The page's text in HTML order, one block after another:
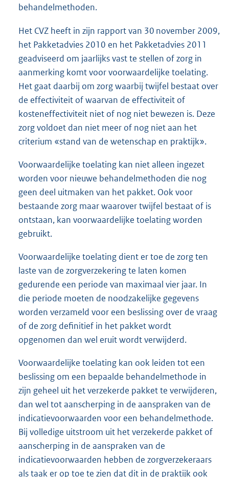
behandelmethoden.
Het CVZ heeft in zijn rapport van 30 november 2009,
het Pakketadvies 2010 en het Pakketadvies 2011
geadviseerd om jaarlijks vast te stellen of zorg in
aanmerking komt voor voorwaardelijke toelating.
Het gaat daarbij om zorg waarbij twijfel bestaat over
de effectiviteit of waarvan de effectiviteit of
kosteneffectiviteit niet of nog niet bewezen is. Deze
zorg voldoet dan niet meer of nog niet aan het
criterium «stand van de wetenschap en praktijk».
Voorwaardelijke toelating kan niet alleen ingezet
worden voor nieuwe behandelmethoden die nog
geen deel uitmaken van het pakket. Ook voor
bestaande zorg maar waarover twijfel bestaat of is
ontstaan, kan voorwaardelijke toelating worden
gebruikt.
Voorwaardelijke toelating dient er toe de zorg ten
laste van de zorgverzekering te laten komen
gedurende een periode van maximaal vier jaar. In
die periode moeten de noodzakelijke gegevens
worden verzameld voor een beslissing over de vraag
of de zorg definitief in het pakket wordt
opgenomen dan wel eruit wordt verwijderd.
Voorwaardelijke toelating kan ook leiden tot een
beslissing om een bepaalde behandelmethode in
zijn geheel uit het verzekerde pakket te verwijderen,
dan wel tot aanscherping in de aanspraken van de
indicatievoorwaarden voor een behandelmethode.
Bij volledige uitstroom uit het verzekerde pakket of
aanscherping in de aanspraken van de
indicatievoorwaarden hebben de zorgverzekeraars
als taak er op toe te zien dat dit in de praktijk ook